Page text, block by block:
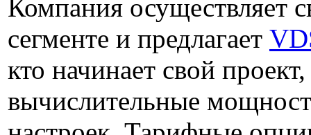
Компания осуществляет
сегменте и предлагает
кто начинает свой
вычислительные